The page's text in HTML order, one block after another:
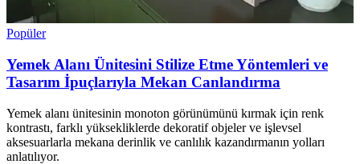
Popüler
Yemek Alanı Ünitesini Stilize Etme Yöntemleri ve
Tasarım İpuçlarıyla Mekan Canlandırma
Yemek alanı ünitesinin monoton görünümünü kırmak için renk
kontrastı, farklı yüksekliklerde dekoratif objeler ve işlevsel
aksesuarlarla mekana derinlik ve canlılık kazandırmanın yolları
anlatılıyor.